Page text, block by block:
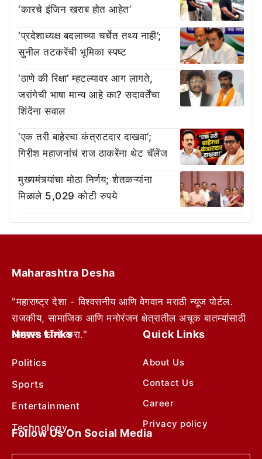
‘कारचे इंजिन खराब होत आहेत’
‘प्रदेशाध्यक्ष बदलाच्या चर्चेत तथ्य नाही’;
सुनील तटकरेंची भूमिका स्पष्ट
‘ठाणे की रिक्षा’ म्हटल्यावर आग लागते,
जरांगेची भाषा मान्य आहे का? सदावर्तेंचा
शिंदेंना सवाल
‘एक तरी बाहेरचा कंत्राटदार दाखवा’;
गिरीश महाजनांचं राज ठाकरेंना थेट चॅलेंज
मुख्यमंत्र्यांचा मोठा निर्णय; शेतकऱ्यांना
मिळाले 5,029 कोटी रुपये
Maharashtra Desha
"महाराष्ट्र देशा - विश्वसनीय आणि वेगवान मराठी न्यूज पोर्टल.
राजकीय, सामाजिक आणि मनोरंजन क्षेत्रातील अचूक बातम्यांसाठी
आम्हाला फॉलो करा."
News Links
Politics
Sports
Entertainment
Technology
Quick Links
About Us
Contact Us
Career
Privacy policy
Follow Us On Social Media